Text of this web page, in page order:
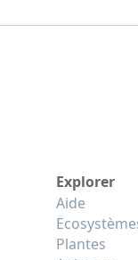
Explorer
Aide
Plantes